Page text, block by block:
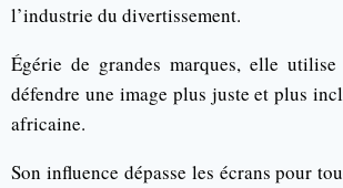
l’industrie du divertissement.
Égérie de grandes marques, elle
défendre une image plus juste et plus
africaine.
Son influence dépasse les écrans pour